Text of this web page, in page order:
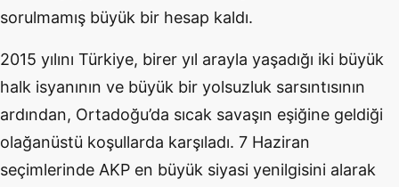
sorulmamış büyük bir hesap kaldı.
2015 yılını Türkiye, birer yıl arayla yaşadığı iki büyük
halk isyanının ve büyük bir yolsuzluk sarsıntısının
ardından, Ortadoğu’da sıcak savaşın eşiğine geldiği
olağanüstü koşullarda karşıladı. 7 Haziran
seçimlerinde AKP en büyük siyasi yenilgisini alarak